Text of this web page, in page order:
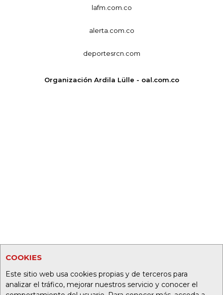
COOKIES
Este sitio web usa cookies propias y de terceros para
analizar el tráfico, mejorar nuestros servicio y conocer el
lafm.com.co
alerta.com.co
deportesrcn.com
Organización Ardila Lülle - oal.com.co